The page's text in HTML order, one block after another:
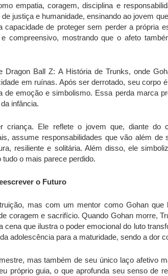
empatia, coragem, disciplina e
justiça e humanidade, ensinando ao jovem
de proteger sem perder a própria
compreensivo, mostrando que o afeto
Dragon Ball Z: A História de Trunks, onde
em ruínas. Após ser derrotado, seu corpo
emoção e simbolismo. Essa perda marca
infância.
criança. Ele reflete o jovem que, diante do
assume responsabilidades que vão além de
resiliente e solitária. Além disso, ele
o mais parece perdido.
o Futuro
mas com um mentor como Gohan que
coragem e sacrifício. Quando Gohan morre,
cena que ilustra o poder emocional do luto
adolescência para a maturidade, sendo a dor
mas também de seu único laço afetivo
próprio guia, o que aprofunda seu senso de